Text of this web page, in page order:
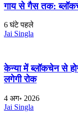
गाय से गैस तक:
6 घंटे पहले
Jai Singla
केन्या में ब्लॉकचेन से
लगेगी रोक
4 अग॰ 2026
Jai Singla